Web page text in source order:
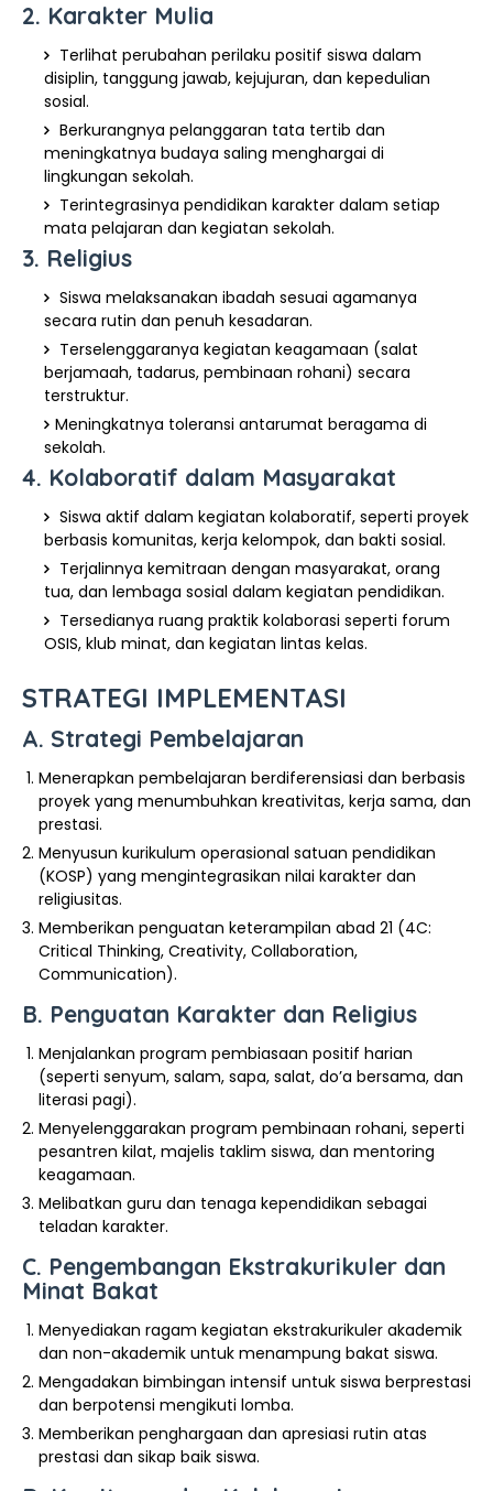
2. Karakter Mulia
Terlihat perubahan perilaku positif siswa dalam
disiplin, tanggung jawab, kejujuran, dan kepedulian
sosial.
Berkurangnya pelanggaran tata tertib dan
meningkatnya budaya saling menghargai di
lingkungan sekolah.
Terintegrasinya pendidikan karakter dalam setiap
mata pelajaran dan kegiatan sekolah.
3. Religius
Siswa melaksanakan ibadah sesuai agamanya
secara rutin dan penuh kesadaran.
Terselenggaranya kegiatan keagamaan (salat
berjamaah, tadarus, pembinaan rohani) secara
terstruktur.
Meningkatnya toleransi antarumat beragama di
sekolah.
4. Kolaboratif dalam Masyarakat
Siswa aktif dalam kegiatan kolaboratif, seperti proyek
berbasis komunitas, kerja kelompok, dan bakti sosial.
Terjalinnya kemitraan dengan masyarakat, orang
tua, dan lembaga sosial dalam kegiatan pendidikan.
Tersedianya ruang praktik kolaborasi seperti forum
OSIS, klub minat, dan kegiatan lintas kelas.
STRATEGI IMPLEMENTASI
A. Strategi Pembelajaran
Menerapkan pembelajaran berdiferensiasi dan berbasis
proyek yang menumbuhkan kreativitas, kerja sama, dan
prestasi.
Menyusun kurikulum operasional satuan pendidikan
(KOSP) yang mengintegrasikan nilai karakter dan
religiusitas.
Memberikan penguatan keterampilan abad 21 (4C:
Critical Thinking, Creativity, Collaboration,
Communication).
B. Penguatan Karakter dan Religius
Menjalankan program pembiasaan positif harian
(seperti senyum, salam, sapa, salat, do’a bersama, dan
literasi pagi).
Menyelenggarakan program pembinaan rohani, seperti
pesantren kilat, majelis taklim siswa, dan mentoring
keagamaan.
Melibatkan guru dan tenaga kependidikan sebagai
teladan karakter.
C. Pengembangan Ekstrakurikuler dan
Minat Bakat
Menyediakan ragam kegiatan ekstrakurikuler akademik
dan non-akademik untuk menampung bakat siswa.
Mengadakan bimbingan intensif untuk siswa berprestasi
dan berpotensi mengikuti lomba.
Memberikan penghargaan dan apresiasi rutin atas
prestasi dan sikap baik siswa.